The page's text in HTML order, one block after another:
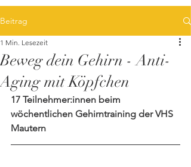
Beitrag
Beweg dein Gehirn - Anti-
Aging mit Köpfchen
1 Min. Lesezeit
17 Teilnehmer:innen beim
wöchentlichen Gehirntraining der VHS
Mautern